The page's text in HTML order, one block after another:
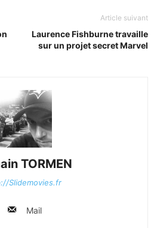
Article suivant
Laurence Fishburne travaille
sur un projet secret Marvel
TORMEN
Slidemovies.fr
Mail